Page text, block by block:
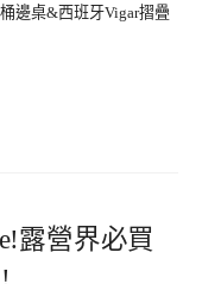
邊桌&西班牙Vigar摺疊
露營界必買